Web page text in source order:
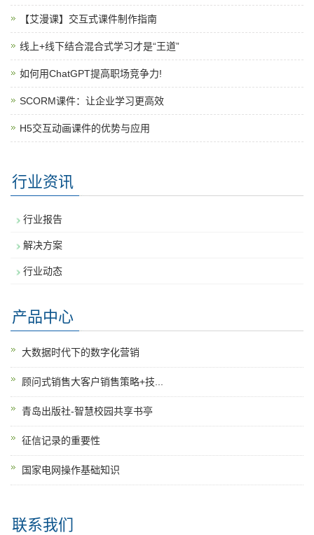
【艾漫课】交互式课件制作指南
线上+线下结合混合式学习才是“王道”
如何用ChatGPT提高职场竞争力!
SCORM课件：让企业学习更高效
H5交互动画课件的优势与应用
行业资讯
行业报告
解决方案
行业动态
产品中心
大数据时代下的数字化营销
顾问式销售大客户销售策略+技...
青岛出版社-智慧校园共享书亭
征信记录的重要性
国家电网操作基础知识
联系我们